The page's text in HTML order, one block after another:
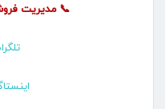
📞 مدیریت فروش